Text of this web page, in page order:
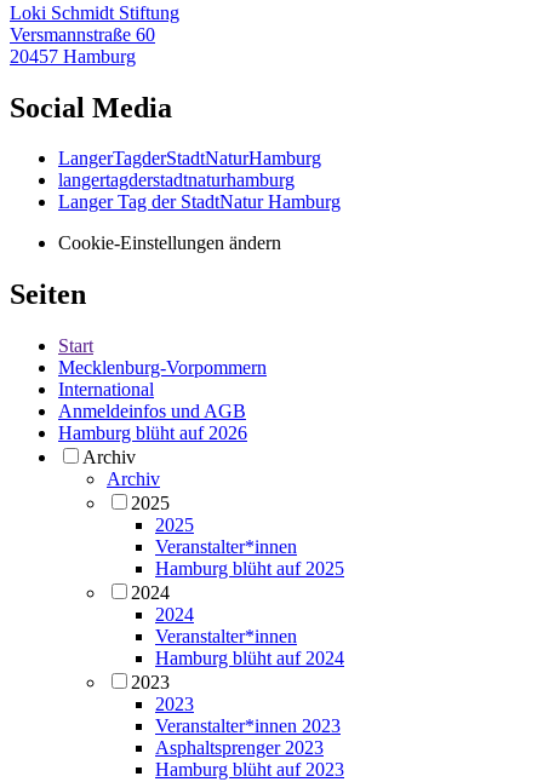
Loki Schmidt Stiftung
Versmannstraße 60
20457 Hamburg
Social Media
LangerTagderStadtNaturHamburg
langertagderstadtnaturhamburg
Langer Tag der StadtNatur Hamburg
Cookie-Einstellungen ändern
Seiten
Start
Mecklenburg-Vorpommern
International
Anmeldeinfos und AGB
Hamburg blüht auf 2026
Archiv
Archiv
2025
2025
Veranstalter*innen
Hamburg blüht auf 2025
2024
2024
Veranstalter*innen
Hamburg blüht auf 2024
2023
2023
Veranstalter*innen 2023
Asphaltsprenger 2023
Hamburg blüht auf 2023